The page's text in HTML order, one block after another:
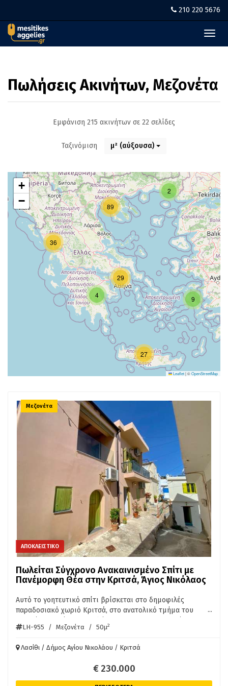
210 220 5676
Πωλήσεις Ακινήτων, Μεζονέτα
Εμφάνιση 215 ακινήτων σε 22 σελίδες
Ταξινόμιση μ² (αύξουσα)
2
36
89
9
4
29
27
+
−
Leaflet|©OpenStreetMap
Μεζονέτα
ΑΠΟΚΛΕΙΣΤΙΚΟ
Πωλείται Σύγχρονο Ανακαινισμένο Σπίτι με
Πανέμορφη Θέα στην Κριτσά, Άγιος Νικόλαος
Αυτό το γοητευτικό σπίτι βρίσκεται στο δημοφιλές
παραδοσιακό χωριό Κριτσά, στο ανατολικό τμήμα του
ανακαίνιση το 2018, συνδυάζοντας την παραδοσιακή
ήσυχη και γραφική γειτονιά, ανάμεσα σε άλλα όμορφα
μέσω γραφικών λιθόστρωτων μονοπατιών και
πετρόχτιστων σκαλοπατιών, που προσθέτουν στην
...
LH-955 / Μεζονέτα / 50μ2
Λασίθι / Δήμος Αγίου Νικολάου / Κριτσά
€ 230.000